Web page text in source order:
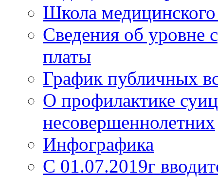
Школа медицинского
Сведения об уровне
платы
График публичных
О профилактике
несовершеннолетних
Инфографика
С 01.07.2019г